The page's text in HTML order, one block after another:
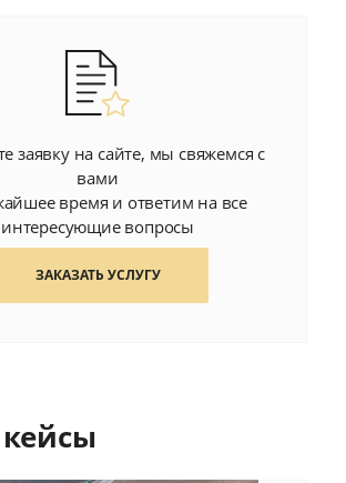
заявку на сайте, мы свяжемся с
вами
время и ответим на все
интересующие вопросы
ЗАКАЗАТЬ УСЛУГУ